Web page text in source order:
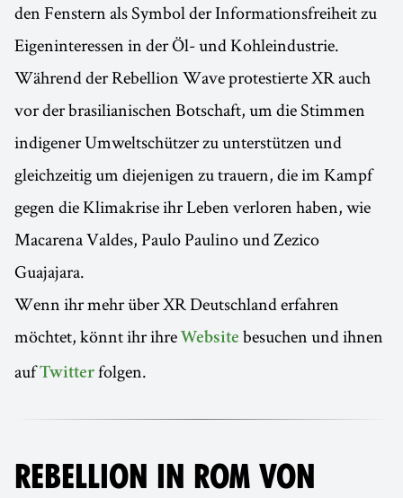
den Fenstern als Symbol der Informationsfreiheit zu
Eigeninteressen in der Öl- und Kohleindustrie.
Während der Rebellion Wave protestierte XR auch
vor der brasilianischen Botschaft, um die Stimmen
indigener Umweltschützer zu unterstützen und
gleichzeitig um diejenigen zu trauern, die im Kampf
gegen die Klimakrise ihr Leben verloren haben, wie
Macarena Valdes, Paulo Paulino und Zezico
Guajajara.
Wenn ihr mehr über XR Deutschland erfahren
möchtet, könnt ihr ihre Website besuchen und ihnen
aufTwitter folgen.
REBELLION IN ROM VON